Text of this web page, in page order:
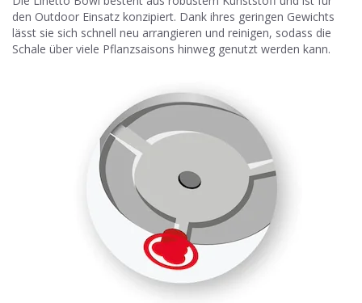
den Outdoor Einsatz konzipiert. Dank ihres geringen Gewichts
lässt sie sich schnell neu arrangieren und reinigen, sodass die
Schale über viele Pflanzsaisons hinweg genutzt werden kann.